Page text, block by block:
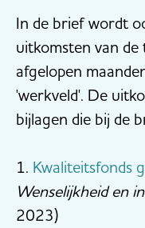
In de brief wordt
uitkomsten van de
afgelopen
'werkveld'. De
bijlagen die bij de
1. Kwaliteitsfonds
Wenselijkheid en
2023)